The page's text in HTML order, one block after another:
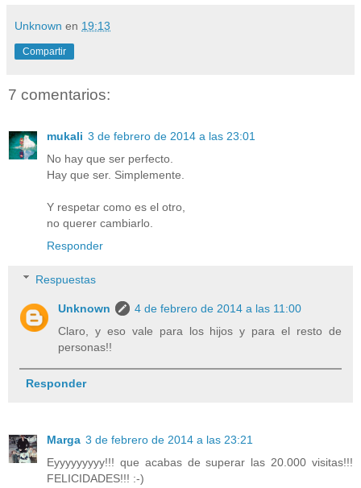
Unknown en 19:13
Compartir
7 comentarios:
mukali 3 de febrero de 2014 a las 23:01
No hay que ser perfecto.
Hay que ser. Simplemente.
Y respetar como es el otro,
no querer cambiarlo.
Responder
Respuestas
Unknown
4 de febrero de 2014 a las 11:00
Claro, y eso vale para los hijos y para el resto de
personas!!
Responder
Marga 3 de febrero de 2014 a las 23:21
Eyyyyyyyyy!!! que acabas de superar las 20.000 visitas!!!
FELICIDADES!!! :-)